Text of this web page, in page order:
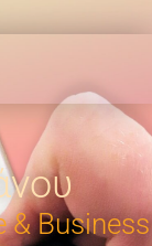
& Business